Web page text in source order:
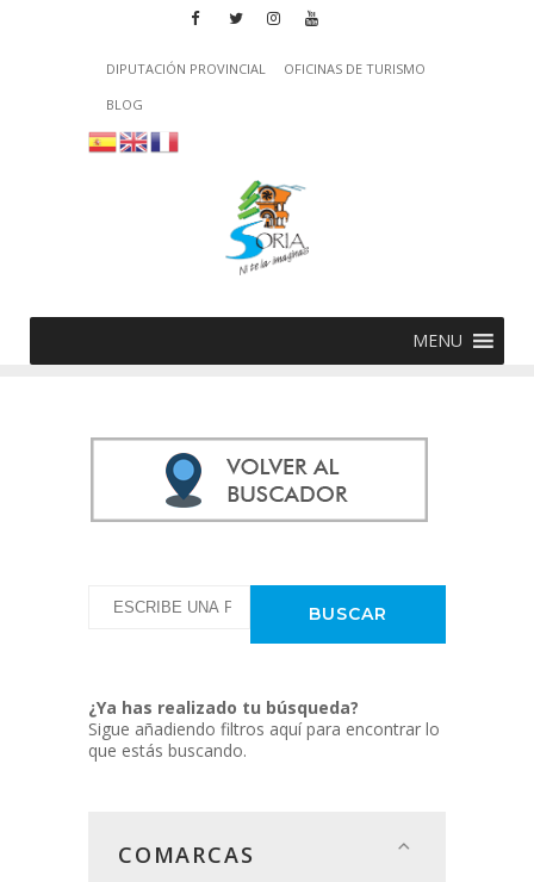
DIPUTACIÓN PROVINCIAL
OFICINAS DE TURISMO
BLOG
MENU
¿Ya has realizado tu búsqueda?
Sigue añadiendo filtros aquí para encontrar lo
que estás buscando.
COMARCAS